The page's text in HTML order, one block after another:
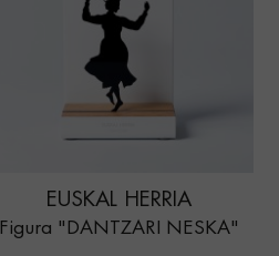
EUSKAL HERRIA
Figura "DANTZARI NESKA"